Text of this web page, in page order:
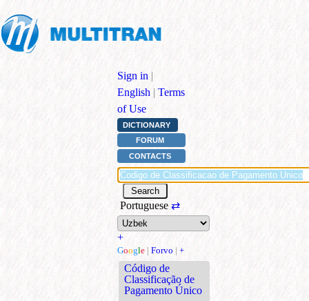
Sign in |
English | Terms
of Use
DICTIONARY
FORUM
CONTACTS
Portuguese ⇄
+
Google | Forvo | +
Código de
Classificação de
Pagamento Único